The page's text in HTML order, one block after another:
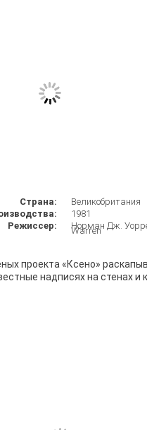
Страна:
Великобритания
1981
Режиссер:
Норман Дж.
Warren
проекта «Ксено»
надписях на стенах и